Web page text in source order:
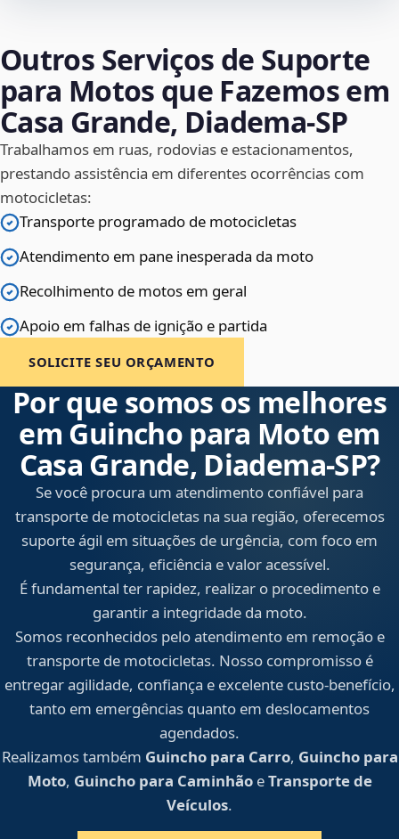
Outros Serviços de Suporte
para Motos que Fazemos em
Casa Grande, Diadema‑SP
Trabalhamos em ruas, rodovias e estacionamentos,
prestando assistência em diferentes ocorrências com
motocicletas:
Transporte programado de motocicletas
Atendimento em pane inesperada da moto
Recolhimento de motos em geral
Apoio em falhas de ignição e partida
SOLICITE SEU ORÇAMENTO
Por que somos os melhores
em Guincho para Moto em
Casa Grande, Diadema‑SP?
Se você procura um atendimento confiável para
transporte de motocicletas na sua região, oferecemos
suporte ágil em situações de urgência, com foco em
segurança, eficiência e valor acessível.
É fundamental ter rapidez, realizar o procedimento e
garantir a integridade da moto.
Somos reconhecidos pelo atendimento em remoção e
transporte de motocicletas. Nosso compromisso é
entregar agilidade, confiança e excelente custo-benefício,
tanto em emergências quanto em deslocamentos
agendados.
Realizamos também Guincho para Carro, Guincho para
Moto, Guincho para CaminhãoeTransporte de
Veículos.